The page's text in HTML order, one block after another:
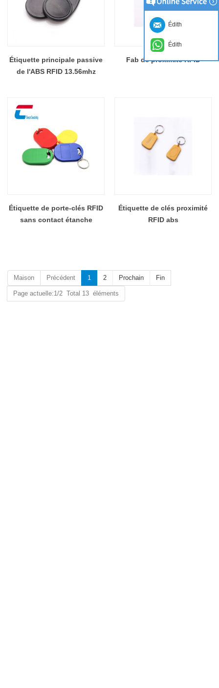
Étiquette principale passive
de l'ABS RFID 13.56mhz
Fab de proximité RFID
Étiquette de porte-clés RFID
sans contact étanche
Étiquette de clés proximité
RFID abs
Maison Précédent 1 2 Prochain Fin
Page actuelle:1/2 Total 13 éléments
Édith
Édith